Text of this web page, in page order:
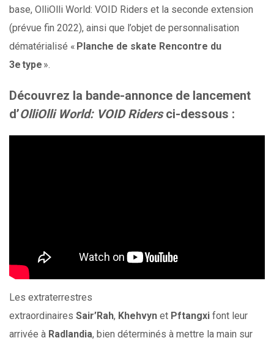
base, OlliOlli World: VOID Riders et la seconde extension
(prévue fin 2022), ainsi que l’objet de personnalisation
dématérialisé « Planche de skate Rencontre du
3e type ».
Découvrez la bande-annonce de lancement
d’OlliOlli World: VOID Ridersci-dessous :
Les extraterrestres
extraordinaires Sair’Rah, Khehvyn et Pftangxi font leur
arrivée à Radlandia, bien déterminés à mettre la main sur